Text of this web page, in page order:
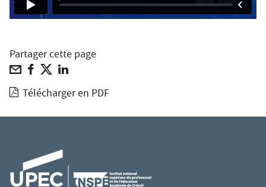
Partager cette page
Télécharger en PDF